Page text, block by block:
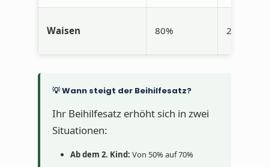
Waisen 80% 20%
💡 Wann steigt der Beihilfesatz?
Ihr Beihilfesatz erhöht sich in zwei
Situationen:
Ab dem 2. Kind: Von 50% auf 70%